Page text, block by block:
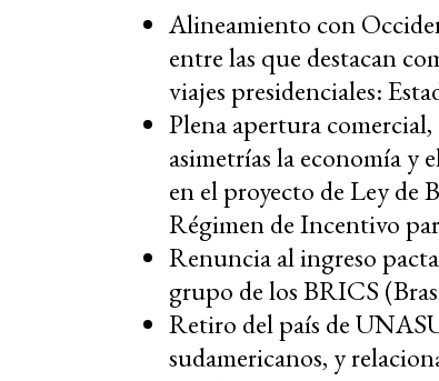
Alineamiento con
entre las que destacan
viajes presidenciales:
Plena apertura
asimetrías la economía y
en el proyecto de Ley de
Régimen de Incentivo
Renuncia al ingreso
grupo de los BRICS
Retiro del país de
sudamericanos, y